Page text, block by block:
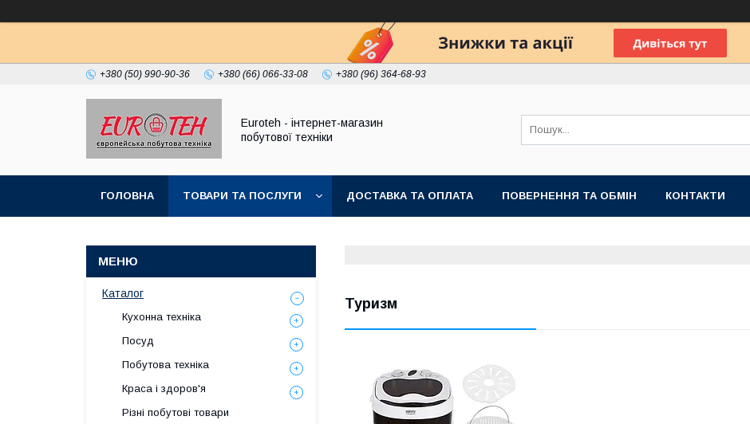
+380 (50) 990-90-36 +380 (66) 066-33-08 +380 (96) 364-68-93
Euroteh - інтернет-магазин
побутової техніки
ГОЛОВНА ТОВАРИ ТА ПОСЛУГИ ДОСТАВКА ТА ОПЛАТА ПОВЕРНЕННЯ ТА ОБМІН КОНТАКТИ
Туризм
Каталог
Кухонна техніка
Посуд
Побутова техніка
Краса і здоров'я
Різні побутові товари